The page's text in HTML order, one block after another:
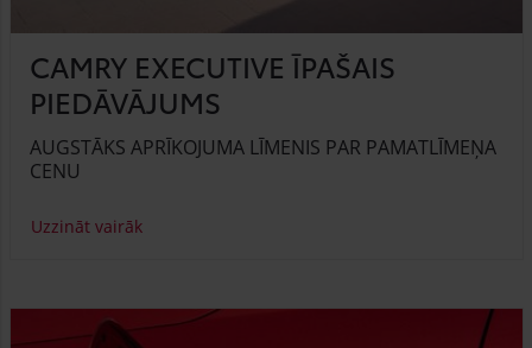
CAMRY EXECUTIVE ĪPAŠAIS
PIEDĀVĀJUMS
AUGSTĀKS APRĪKOJUMA LĪMENIS PAR PAMATLĪMEŅA
CENU
Uzzināt vairāk